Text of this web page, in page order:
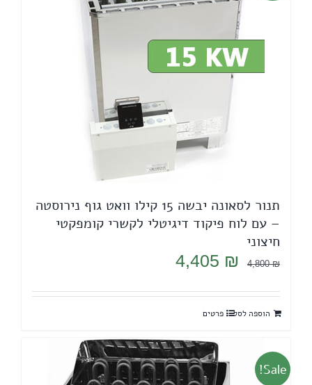
תנור לסאונה יבשה 15 קילו וואט גוף נירוסטה
– עם לוח פיקוד דיגיטלי לקשרי קומפקטי
חיצוני
4,800₪
המחיר
היה:
4,800 ₪.
4,405 ₪
המחיר
הוא:
הוספה לסל פרטים
Sale!